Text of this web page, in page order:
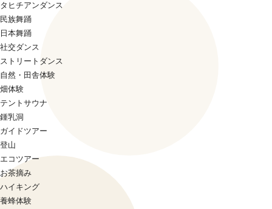
タヒチアンダンス
民族舞踊
日本舞踊
社交ダンス
ストリートダンス
自然・田舎体験
畑体験
テントサウナ
鍾乳洞
ガイドツアー
登山
エコツアー
お茶摘み
ハイキング
養蜂体験